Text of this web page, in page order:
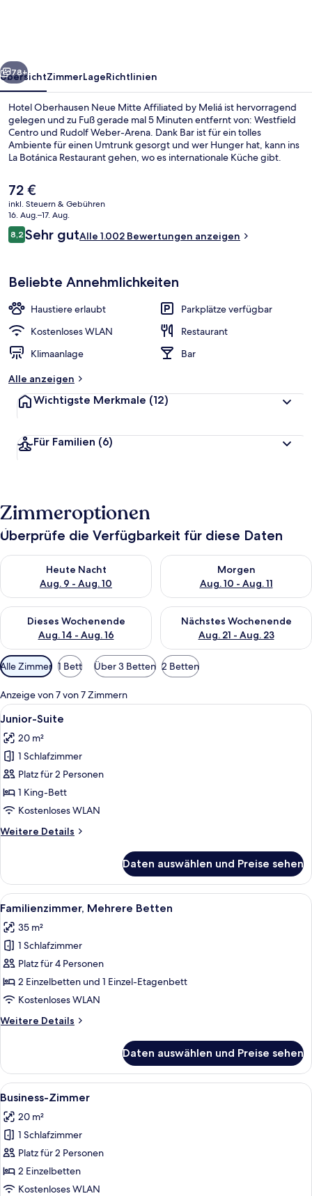
Meliá
Weiter
78+
ÜbersichtZimmerLageRichtlinien
Hotel Oberhausen Neue Mitte Affiliated by Meliá ist hervorragend
gelegen und zu Fuß gerade mal 5 Minuten entfernt von: Westfield
Centro und Rudolf Weber-Arena. Dank Bar ist für ein tolles
Ambiente für einen Umtrunk gesorgt und wer Hunger hat, kann ins
La Botánica Restaurant gehen, wo es internationale Küche gibt.
Fahrradreparaturservice. Andere Reisende loben den allgemeinen
Zustand der Unterkunft.
Der
aktuelle
Preis
beträgt
72 €.
72 €
inkl. Steuern & Gebühren
16. Aug.–17. Aug.
Bewertungen
8,28,2 von 10.
Sehr gutAlle 1.002 Bewertungen anzeigen
Beliebte Annehmlichkeiten
Haustiere erlaubt
Parkplätze verfügbar
Kostenloses WLAN
Restaurant
Klimaanlage
Bar
Alle anzeigen
Wichtigste Merkmale (12)
Für Familien (6)
Zimmeroptionen
Überprüfe die Verfügbarkeit für diese Daten
Heute Nacht
Aug. 9 - Aug. 10
Überprüfe die Verfügbarkeit für heute Nacht, Aug. 9 - Aug.
Morgen
Aug. 10 - Aug. 11
Überprüfe die Verfügbarkeit
Dieses Wochenende
Aug. 14 - Aug. 16
Überprüfe die Verfügbarkeit für dieses Wochenende, Aug. 14
Nächstes Wochenende
Aug. 21 - Aug. 23
Überprüfe die Verfügbarkeit
Verfügbare
Filter
für
Zimmer
Alle Zimmer 1 Bett Über 3 Betten 2 Betten
Anzeige von 7 von 7 Zimmern
Alle
Fotos
für
Junior-
Suite
anzeigen
Ein Hotelzimmer mit einem großen
4
Junior-Suite
20 m²
1 Schlafzimmer
Platz für 2 Personen
1 King-Bett
Kostenloses WLAN
Weitere Details
Weitere
Suite
Daten auswählen und Preise sehen
Alle
Fotos
für
Familienzimmer,
Mehrere
Betten
anzeigen
Ein Hotelzimmer mit einem
6
Familienzimmer, Mehrere Betten
35 m²
1 Schlafzimmer
Platz für 4 Personen
2 Einzelbetten und 1 Einzel-Etagenbett
Kostenloses WLAN
Weitere Details
Weitere
Mehrere
Betten
Daten auswählen und Preise sehen
Alle
Fotos
für
Business-
Zimmer
anzeigen
Ein modernes Hotelzimmer mit
7
Business-Zimmer
20 m²
1 Schlafzimmer
Platz für 2 Personen
2 Einzelbetten
Kostenloses WLAN